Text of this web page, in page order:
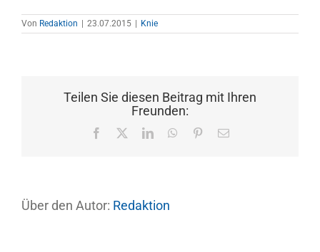
Von Redaktion | 23.07.2015 | Knie
Teilen Sie diesen Beitrag mit Ihren
Freunden:
Facebook LinkedInWhatsApp
Pinterest
E-
Über den Autor: Redaktion